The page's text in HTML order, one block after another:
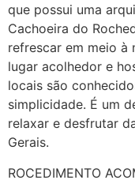
que possui uma
Cachoeira do
refrescar em meio à
lugar acolhedor e
locais são
simplicidade. É um
relaxar e desfrutar
Gerais.
ROCEDIMENTO
G